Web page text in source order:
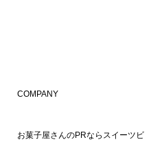
COMPANY
お菓子屋さんのPRならスイーツビ